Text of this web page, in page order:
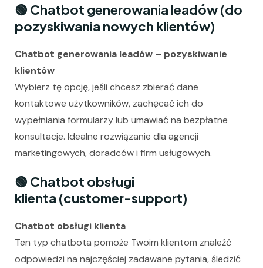
🟢 Chatbot generowania leadów(do
pozyskiwania nowych klientów)
Chatbot generowania leadów – pozyskiwanie
klientów
Wybierz tę opcję, jeśli chcesz zbierać dane
kontaktowe użytkowników, zachęcać ich do
wypełniania formularzy lub umawiać na bezpłatne
konsultacje. Idealne rozwiązanie dla agencji
marketingowych, doradców i firm usługowych.
🟢 Chatbot obsługi
klienta (customer-support)
Chatbot obsługi klienta
Ten typ chatbota pomoże Twoim klientom znaleźć
odpowiedzi na najczęściej zadawane pytania, śledzić